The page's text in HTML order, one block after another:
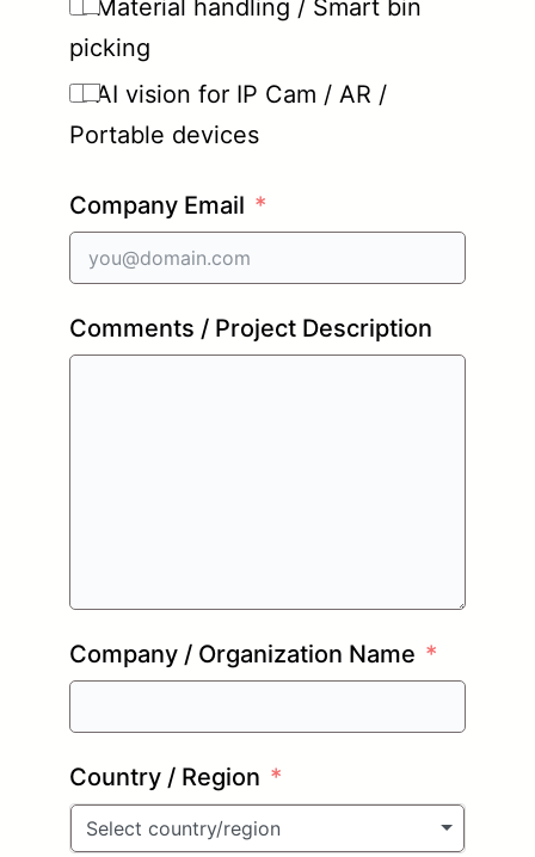
Material handling / Smart bin
picking
AI vision for IP Cam / AR /
Portable devices
Company Email
Comments / Project Description
Company / Organization Name
Country / Region
Select country/region